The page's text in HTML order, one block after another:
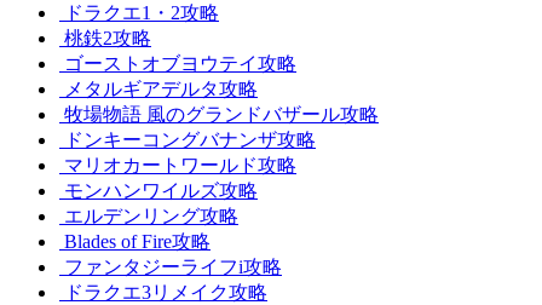
ドラクエ1・2攻略
桃鉄2攻略
ゴーストオブヨウテイ攻略
メタルギアデルタ攻略
牧場物語 風のグランドバザール攻略
ドンキーコングバナンザ攻略
マリオカートワールド攻略
モンハンワイルズ攻略
エルデンリング攻略
Blades of Fire攻略
ファンタジーライフi攻略
ドラクエ3リメイク攻略